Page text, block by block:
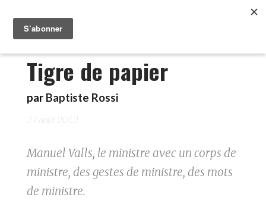
Tigre de papier
par Baptiste Rossi
27 août 2012
Manuel Valls, le ministre avec un corps de
ministre, des gestes de ministre, des mots
de ministre.